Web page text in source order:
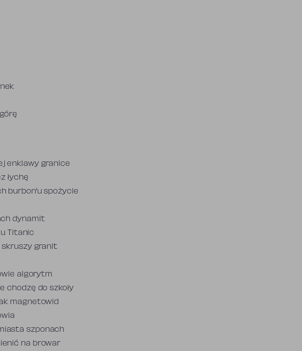
enklawy granice
łychę
burbon’u spożycie
dynamit
Titanic
skruszy granit
algorytm
chodzę do szkoły
magnetowid
szponach
na browar